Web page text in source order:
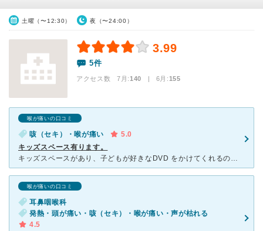
土曜（〜12:30） 夜（〜24:00）
3.99
5件
アクセス数 7月:140 | 6月:155
喉が痛いの口コミ
咳（セキ）・喉が痛い
5.0
キッズスペース有ります。
キッズスペースがあり、子どもが好きなDVD をかけてくれるので、待ち時間退屈することはありません。窓から、電車が通る様子が見えますので電車好きなお子さまに良いと思います。 駅から近くとても便利です。
喉が痛いの口コミ
耳鼻咽喉科
発熱・頭が痛い・咳（セキ）・喉が痛い・声が枯れる
4.5